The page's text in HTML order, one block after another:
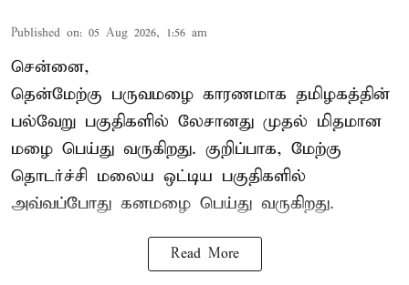
Published on: 05 Aug 2026, 1:56 am
சென்னை,
தென்மேற்கு பருவமழை காரணமாக தமிழகத்தின்
பல்வேறு பகுதிகளில் லேசானது முதல் மிதமான
மழை பெய்து வருகிறது. குறிப்பாக, மேற்கு
தொடர்ச்சி மலைய ஒட்டிய பகுதிகளில்
அவ்வப்போது கனமழை பெய்து வருகிறது.
Read More